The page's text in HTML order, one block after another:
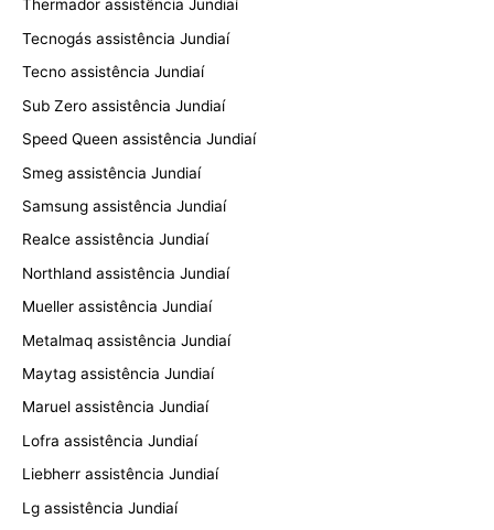
Thermador assistência Jundiaí
Tecnogás assistência Jundiaí
Tecno assistência Jundiaí
Sub Zero assistência Jundiaí
Speed Queen assistência Jundiaí
Smeg assistência Jundiaí
Samsung assistência Jundiaí
Realce assistência Jundiaí
Northland assistência Jundiaí
Mueller assistência Jundiaí
Metalmaq assistência Jundiaí
Maytag assistência Jundiaí
Maruel assistência Jundiaí
Lofra assistência Jundiaí
Liebherr assistência Jundiaí
Lg assistência Jundiaí